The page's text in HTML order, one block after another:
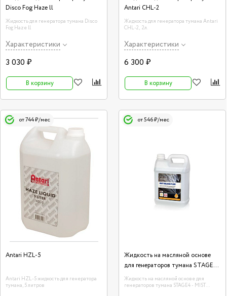
Disco Fog Haze ll
Жидкость для генератора тумана Disco
Fog Haze ll
Характеристики
3 030 ₽
В корзину
Antari CHL-2
Жидкость для генератора тумана Antari
CHL-2, 2л.
Характеристики
6 300 ₽
В корзину
от 744 ₽/мес
Antari HZL-5
Antari HZL-5 жидкость для генератора
тумана, 5 литров
от 546 ₽/мес
Жидкость на масляной основе
для генераторов тумана STAGE4
- MIST MASTER FLUID, 4L (Oil
Based Hazer Fluid)
Жидкость на масляной основе для
генераторов тумана STAGE4 - MIST